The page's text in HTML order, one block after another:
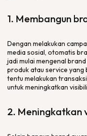
1. Membangun
Dengan melakukan
media sosial, otomatis
jadi mulai mengenal brand
produk atau service yang
tentu melakukan
untuk meningkatkan
2. Meningkatkan